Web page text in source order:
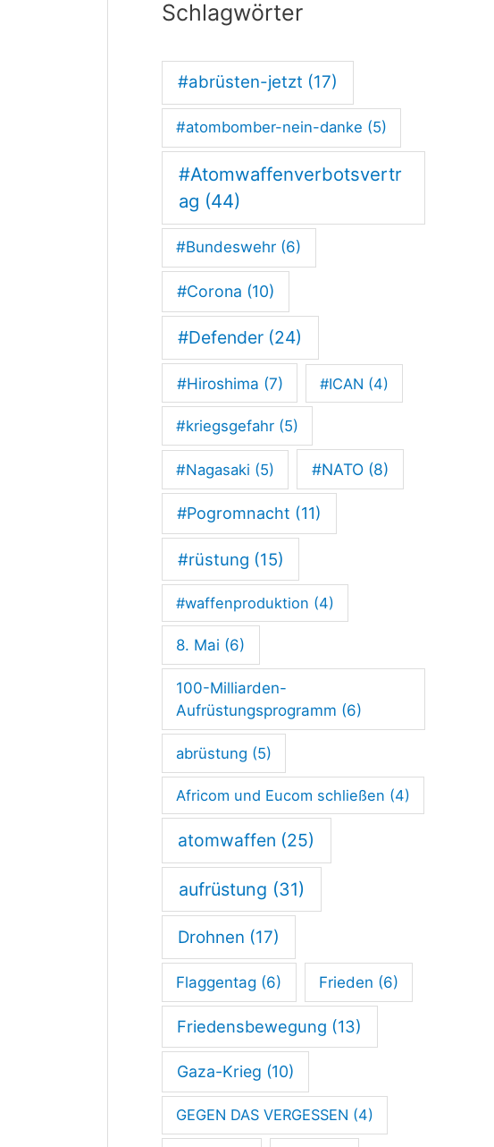
N
e
n
O
t
e
–
e
n
e
K
a
a
s
o
h
e
a
c
ü
r
a
l
Schlagwörter
#abrüsten-jetzt (17)
#atombomber-nein-danke (5)
#Atomwaffenverbotsvertr
ag (44)
#Bundeswehr (6)
#Corona (10)
#Defender (24)
#Hiroshima (7) #ICAN (4)
#kriegsgefahr (5)
#Nagasaki (5) #NATO(8)
#Pogromnacht (11)
#rüstung (15)
#waffenproduktion (4)
8. Mai (6)
100-Milliarden-
Aufrüstungsprogramm (6)
abrüstung (5)
Africom und Eucom schließen (4)
atomwaffen (25)
aufrüstung (31)
Drohnen (17)
Flaggentag (6) Frieden (6)
Friedensbewegung (13)
Gaza-Krieg (10)
GEGEN DAS VERGESSEN (4)